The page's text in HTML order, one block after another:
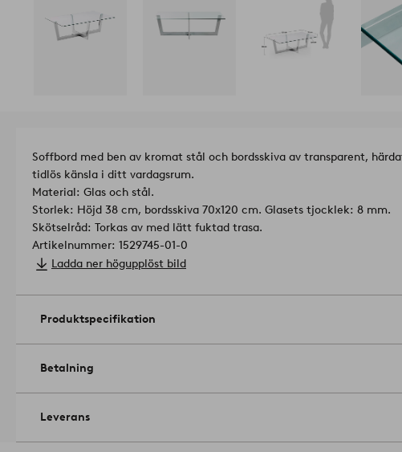
Soffbord med ben av kromat stål och bordsskiva av transparent,
tidlös känsla i ditt vardagsrum.
Material: Glas och stål.
Storlek: Höjd 38 cm, bordsskiva 70x120 cm. Glasets tjocklek: 8 mm.
Skötselråd: Torkas av med lätt fuktad trasa.
Artikelnummer: 1529745-01-0
Ladda ner högupplöst bild
Produktspecifikation
Betalning
Leverans